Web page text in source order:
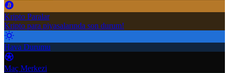
Kripto Paralar
Kripto para piyasalarında son durum!
Hava Durumu
Maç Merkezi